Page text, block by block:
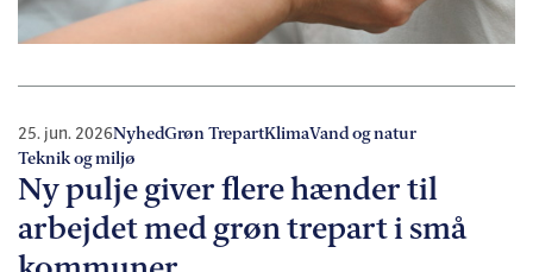
25. jun. 2026NyhedGrøn TrepartKlimaVand og natur
Teknik og miljø
Ny pulje giver flere hænder til
arbejdet med grøn trepart i små